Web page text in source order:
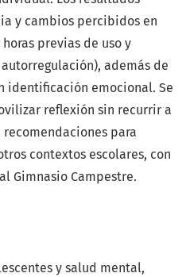
y salud mental
y cambios percibidos en
previas de uso y
además de
identificación emocional. Se
reflexión sin recurrir a
para
contextos escolares, con
Gimnasio Campestre.